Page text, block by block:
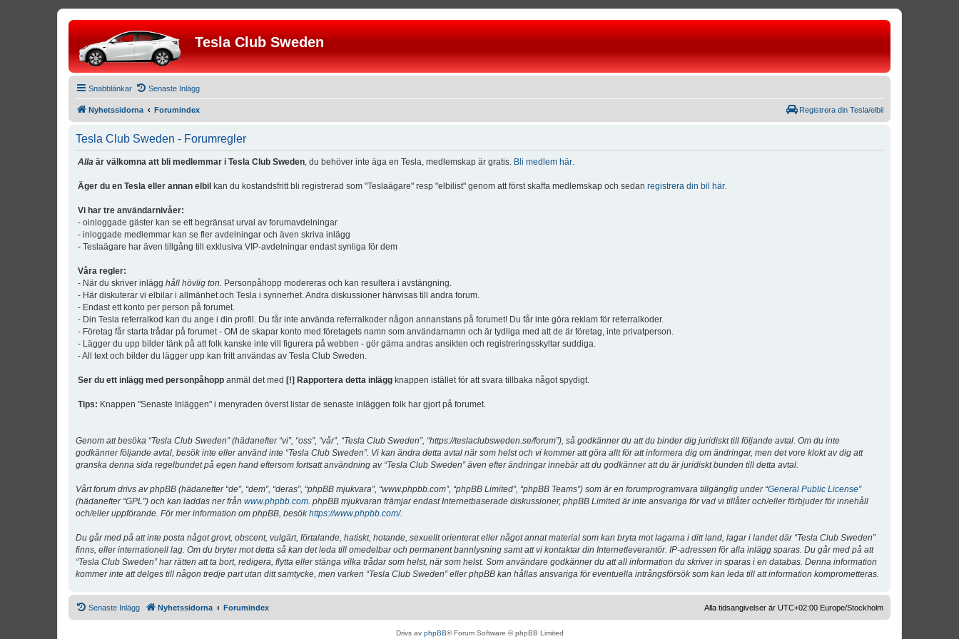
Tesla Club Sweden
Snabblänkar Senaste Inlägg
Nyhetssidorna Forumindex Registrera din Tesla/elbil
Tesla Club Sweden - Forumregler
Alla är välkomna att bli medlemmar i Tesla Club Sweden, du behöver inte äga en Tesla, medlemskap är gratis. Bli medlem här.
Äger du en Tesla eller annan elbil kan du kostandsfritt bli registrerad som "Teslaägare" resp "elbilist" genom att först skaffa medlemskap och sedan registrera din bil här.
Vi har tre användarnivåer:
- oinloggade gäster kan se ett begränsat urval av forumavdelningar
- inloggade medlemmar kan se fler avdelningar och även skriva inlägg
- Teslaägare har även tillgång till exklusiva VIP-avdelningar endast synliga för dem
Våra regler:
- När du skriver inlägg håll hövlig ton. Personpåhopp modereras och kan resultera i avstängning.
- Här diskuterar vi elbilar i allmänhet och Tesla i synnerhet. Andra diskussioner hänvisas till andra forum.
- Endast ett konto per person på forumet.
- Din Tesla referralkod kan du ange i din profil. Du får inte använda referralkoder någon annanstans på forumet! Du får inte göra reklam för referralkoder.
- Företag får starta trådar på forumet - OM de skapar konto med företagets namn som användarnamn och är tydliga med att de är företag, inte privatperson.
- Lägger du upp bilder tänk på att folk kanske inte vill figurera på webben - gör gärna andras ansikten och registreringsskyltar suddiga.
- All text och bilder du lägger upp kan fritt användas av Tesla Club Sweden.
Ser du ett inlägg med personpåhopp anmäl det med [!] Rapportera detta inlägg knappen istället för att svara tillbaka något spydigt.
Tips: Knappen "Senaste Inläggen" i menyraden överst listar de senaste inläggen folk har gjort på forumet.
Genom att besöka “Tesla Club Sweden” (hädanefter “vi”, “oss”, “vår”, “Tesla Club Sweden”, “https://teslaclubsweden.se/forum”), så godkänner du att du binder dig juridiskt till följande avtal. Om du inte
godkänner följande avtal, besök inte eller använd inte “Tesla Club Sweden”. Vi kan ändra detta avtal när som helst och vi kommer att göra allt för att informera dig om ändringar, men det vore klokt av dig att
granska denna sida regelbundet på egen hand eftersom fortsatt användning av “Tesla Club Sweden” även efter ändringar innebär att du godkänner att du är juridiskt bunden till detta avtal.
Vårt forum drivs av phpBB (hädanefter “de”, “dem”, “deras”, “phpBB mjukvara”, “www.phpbb.com”, “phpBB Limited”, “phpBB Teams”) som är en forumprogramvara tillgänglig under “General Public License”
(hädanefter “GPL”) och kan laddas ner från www.phpbb.com. phpBB mjukvaran främjar endast Internetbaserade diskussioner, phpBB Limited är inte ansvariga för vad vi tillåter och/eller förbjuder för innehåll
och/eller uppförande. För mer information om phpBB, besökhttps://www.phpbb.com/.
Du går med på att inte posta något grovt, obscent, vulgärt, förtalande, hatiskt, hotande, sexuellt orienterat eller något annat material som kan bryta mot lagarna i ditt land, lagar i landet där “Tesla Club Sweden”
finns, eller internationell lag. Om du bryter mot detta så kan det leda till omedelbar och permanent bannlysning samt att vi kontaktar din Internetleverantör. IP-adressen för alla inlägg sparas. Du går med på att
“Tesla Club Sweden” har rätten att ta bort, redigera, flytta eller stänga vilka trådar som helst, när som helst. Som användare godkänner du att all information du skriver in sparas i en databas. Denna information
kommer inte att delges till någon tredje part utan ditt samtycke, men varken “Tesla Club Sweden” eller phpBB kan hållas ansvariga för eventuella intrångsförsök som kan leda till att information komprometteras.
Senaste Inlägg Nyhetssidorna Forumindex Alla tidsangivelser är UTC+02:00 Europe/Stockholm
Drivs av phpBB® Forum Software © phpBB Limited